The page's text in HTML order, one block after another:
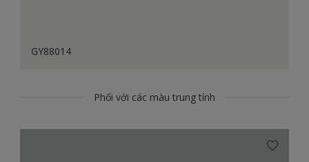
GY88014
Phối với các màu trung tính